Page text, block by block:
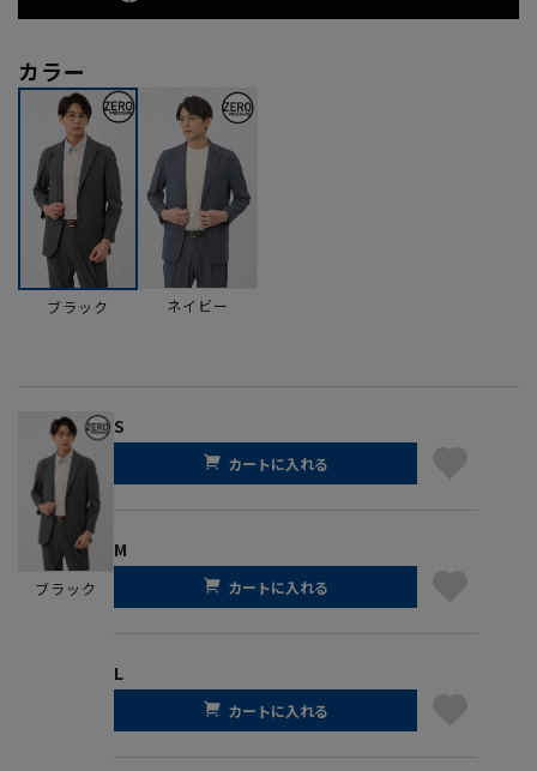
カラー
ブラック ネイビー
ブラック
S
カートに入れる
M
カートに入れる
L
カートに入れる